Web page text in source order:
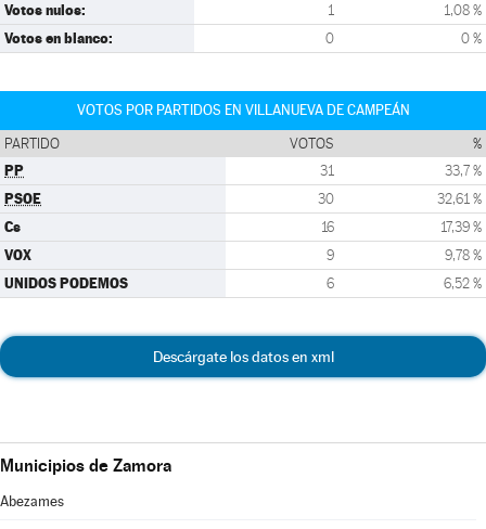
Votos nulos: 1 1,08 %
Votos en blanco: 0 0 %
VOTOS POR PARTIDOS EN VILLANUEVA DE CAMPEÁN
PARTIDO VOTOS %
PP 31 33,7 %
PSOE 30 32,61 %
Cs 16 17,39 %
VOX 9 9,78 %
UNIDOS PODEMOS 6 6,52 %
Descárgate los datos en xml
Municipios de Zamora
Abezames